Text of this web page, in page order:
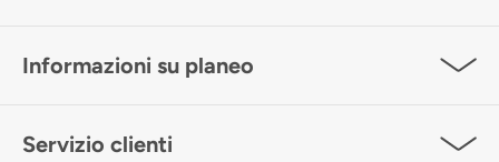
Informazioni su planeo
Servizio clienti